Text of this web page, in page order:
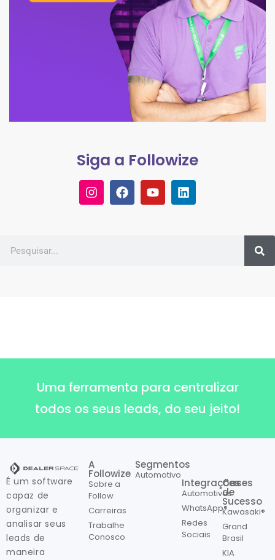
Siga a Followize
Uma ferramenta para centralizar
todos os seus leads, do seu jeito!
É um software
capaz de
organizar e
analisar seus
leads de
maneira
A
Followize
Sobre a
Follow
Carreiras
Trabalhe
Conosco
Segmentos
Automotivo
Integrações
Automotivas
WhatsApp®
Redes
Sociais
Cases
de
Sucesso
Kawasaki®
Grand
Brasil
KIA